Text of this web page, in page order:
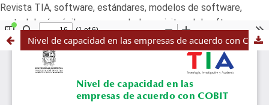
Revista TIA, software, estándares, modelos de software,
metodologías ágiles,scrum,pmbok,requisitos del software
Nivel de capacidad en las empresas de acuerdo con COBIT